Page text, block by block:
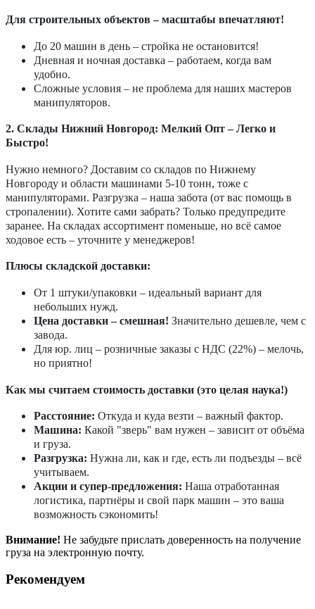
Для строительных объектов – масштабы впечатляют!
До 20 машин в день – стройка не остановится!
Дневная и ночная доставка – работаем, когда вам
удобно.
Сложные условия – не проблема для наших мастеров
манипуляторов.
2. Склады Нижний Новгород: Мелкий Опт – Легко и
Быстро!
Нужно немного? Доставим со складов по Нижнему
Новгороду и области машинами 5-10 тонн, тоже с
манипуляторами. Разгрузка – наша забота (от вас помощь в
стропалении). Хотите сами забрать? Только предупредите
заранее. На складах ассортимент поменьше, но всё самое
ходовое есть – уточните у менеджеров!
Плюсы складской доставки:
От 1 штуки/упаковки – идеальный вариант для
небольших нужд.
Цена доставки – смешная! Значительно дешевле, чем с
завода.
Для юр. лиц – розничные заказы с НДС (22%) – мелочь,
но приятно!
Как мы считаем стоимость доставки (это целая наука!)
Расстояние: Откуда и куда везти – важный фактор.
Машина: Какой "зверь" вам нужен – зависит от объёма
и груза.
Разгрузка: Нужна ли, как и где, есть ли подъезды – всё
учитываем.
Акции и супер-предложения: Наша отработанная
логистика, партнёры и свой парк машин – это ваша
возможность сэкономить!
Внимание! Не забудьте прислать доверенность на получение
груза на электронную почту.
Рекомендуем